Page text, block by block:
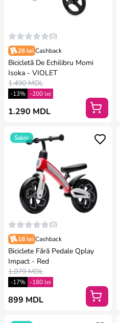
(0)
26 lei Cashback
Bicicletă De Echilibru Momi
Isoka - VIOLET
1.490 MDL
-13% -200 lei
1.290 MDL
Sales
(0)
18 lei Cashback
Biciclete Fără Pedale Qplay
Impact - Red
1.079 MDL
-17% -180 lei
899 MDL